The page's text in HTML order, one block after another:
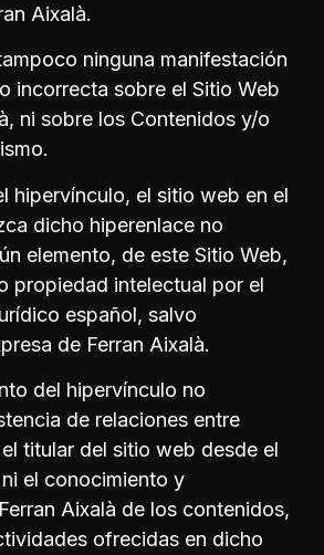
Aixalà.
ninguna manifestación
incorrecta sobre el Sitio Web
ni sobre los Contenidos y/o
hipervínculo, el sitio web en el
dicho hiperenlace no
elemento, de este Sitio Web,
propiedad intelectual por el
español, salvo
de Ferran Aixalà.
del hipervínculo no
de relaciones entre
titular del sitio web desde el
el conocimiento y
Aixalà de los contenidos,
ofrecidas en dicho